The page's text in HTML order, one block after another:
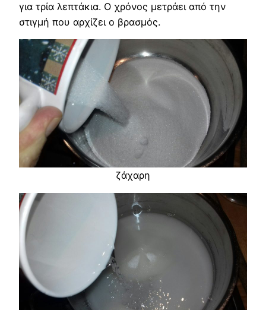
για τρία λεπτάκια. Ο χρόνος μετράει από την
στιγμή που αρχίζει ο βρασμός.
ζάχαρη